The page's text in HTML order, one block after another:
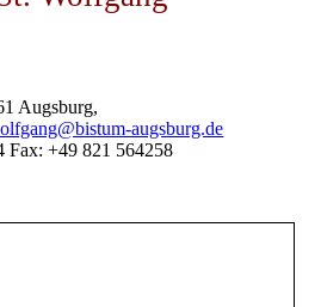
Augsburg,
augsburg.de
Fax: +49 821 564258